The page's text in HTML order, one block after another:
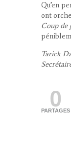
Qu’en
ont
Coup de
Tarick
0
PARTAGES